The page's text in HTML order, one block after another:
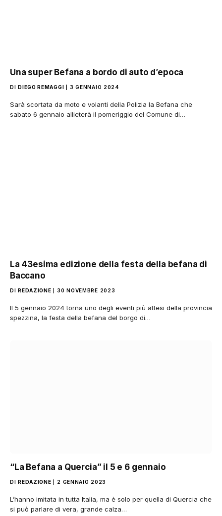
Una super Befana a bordo di auto d’epoca
DI DIEGO REMAGGI 3 GENNAIO 2024
Sarà scortata da moto e volanti della Polizia la Befana che
sabato 6 gennaio allieterà il pomeriggio del Comune di…
La 43esima edizione della festa della befana di
Baccano
DI REDAZIONE 30 NOVEMBRE 2023
Il 5 gennaio 2024 torna uno degli eventi più attesi della provincia
spezzina, la festa della befana del borgo di…
“La Befana a Quercia” il 5 e 6 gennaio
DI REDAZIONE 2 GENNAIO 2023
L’hanno imitata in tutta Italia, ma è solo per quella di Quercia che
si può parlare di vera, grande calza…